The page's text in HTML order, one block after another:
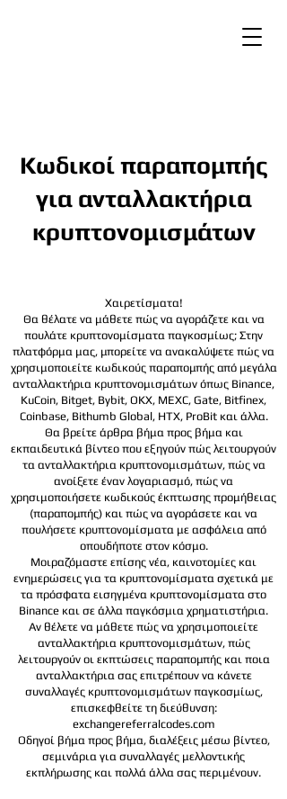
Κωδικοί παραπομπής
για ανταλλακτήρια
κρυπτονομισμάτων
Χαιρετίσματα!
Θα θέλατε να μάθετε πώς να αγοράζετε και να
πουλάτε κρυπτονομίσματα παγκοσμίως; Στην
πλατφόρμα μας, μπορείτε να ανακαλύψετε πώς να
χρησιμοποιείτε κωδικούς παραπομπής από μεγάλα
ανταλλακτήρια κρυπτονομισμάτων όπως Binance,
KuCoin, Bitget, Bybit, OKX, MEXC, Gate, Bitfinex,
Coinbase, Bithumb Global, HTX, ProBit και άλλα.
Θα βρείτε άρθρα βήμα προς βήμα και
εκπαιδευτικά βίντεο που εξηγούν πώς λειτουργούν
τα ανταλλακτήρια κρυπτονομισμάτων, πώς να
ανοίξετε έναν λογαριασμό, πώς να
χρησιμοποιήσετε κωδικούς έκπτωσης προμήθειας
(παραπομπής) και πώς να αγοράσετε και να
πουλήσετε κρυπτονομίσματα με ασφάλεια από
οπουδήποτε στον κόσμο.
Μοιραζόμαστε επίσης νέα, καινοτομίες και
ενημερώσεις για τα κρυπτονομίσματα σχετικά με
τα πρόσφατα εισηγμένα κρυπτονομίσματα στο
Binance και σε άλλα παγκόσμια χρηματιστήρια.
Αν θέλετε να μάθετε πώς να χρησιμοποιείτε
ανταλλακτήρια κρυπτονομισμάτων, πώς
λειτουργούν οι εκπτώσεις παραπομπής και ποια
ανταλλακτήρια σας επιτρέπουν να κάνετε
συναλλαγές κρυπτονομισμάτων παγκοσμίως,
επισκεφθείτε τη διεύθυνση:
exchangereferralcodes.com
Οδηγοί βήμα προς βήμα, διαλέξεις μέσω βίντεο,
σεμινάρια για συναλλαγές μελλοντικής
εκπλήρωσης και πολλά άλλα σας περιμένουν.